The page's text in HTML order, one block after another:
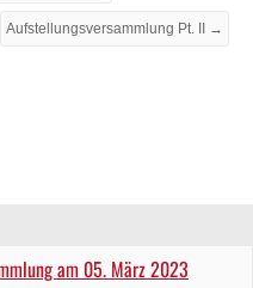
am 05. März 2023
Aufstellungsversammlung Pt. II →